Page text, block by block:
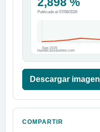
Publicado el 07/08/2026
Sep 2025
hipotecasyeuribor.com
Descargar imagen
COMPARTIR